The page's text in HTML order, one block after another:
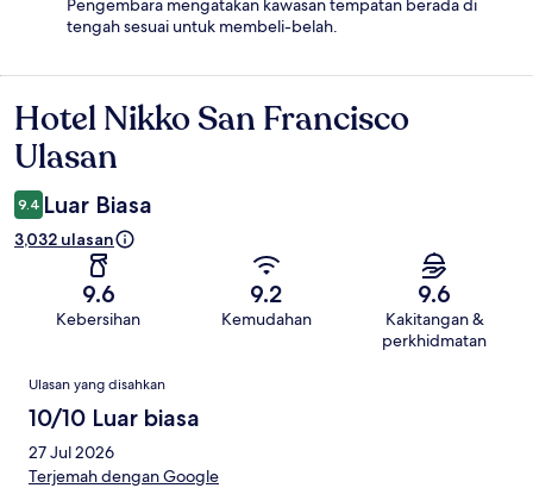
Pengembara mengatakan kawasan tempatan berada di
tengah sesuai untuk membeli-belah.
Ulasan
Hotel Nikko San Francisco
Ulasan
9.4 Luar Biasa
3,032 ulasan
9.6
Kebersihan
9.2
Kemudahan
9.6
Kakitangan &
perkhidmatan
Ulasan
Ulasan yang disahkan
10/10 Luar biasa
27 Jul 2026
Terjemah dengan Google